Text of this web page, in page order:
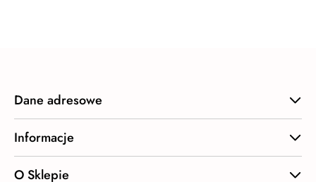
Dane adresowe
Informacje
O Sklepie